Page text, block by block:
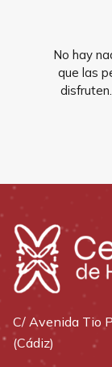
No hay
que las
C/ Avenida Tio
(Cádiz)